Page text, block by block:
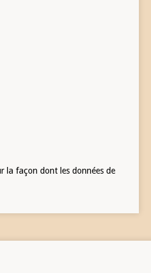
la façon dont les données de